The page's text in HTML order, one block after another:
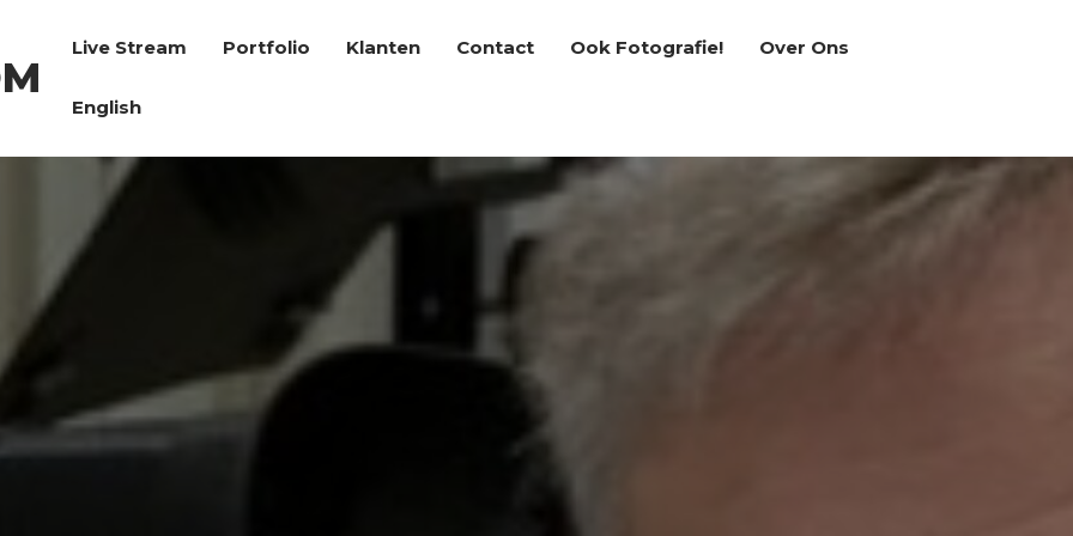
Live Stream Portfolio Klanten Contact Ook Fotografie! Over Ons
English